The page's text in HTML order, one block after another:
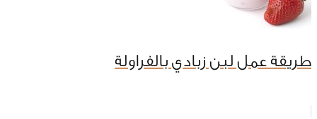
طريقة عمل لبن زبادي بالفراولة